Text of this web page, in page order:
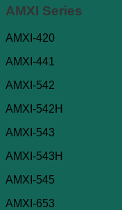
AMXI Series
AMXI-420
AMXI-441
AMXI-542
AMXI-542H
AMXI-543
AMXI-543H
AMXI-545
AMXI-653